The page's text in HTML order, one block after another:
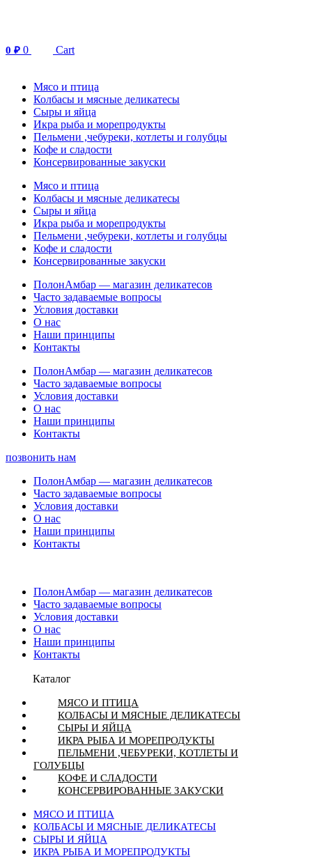
0 ₽ 0 Cart
Мясо и птица
Колбасы и мясные деликатесы
Сыры и яйца
Икра рыба и морепродукты
Пельмени ,чебуреки, котлеты и голубцы
Кофе и сладости
Консервированные закуски
Мясо и птица
Колбасы и мясные деликатесы
Сыры и яйца
Икра рыба и морепродукты
Пельмени ,чебуреки, котлеты и голубцы
Кофе и сладости
Консервированные закуски
ПолонАмбар — магазин деликатесов
Часто задаваемые вопросы
Условия доставки
О нас
Наши принципы
Контакты
ПолонАмбар — магазин деликатесов
Часто задаваемые вопросы
Условия доставки
О нас
Наши принципы
Контакты
позвонить нам
ПолонАмбар — магазин деликатесов
Часто задаваемые вопросы
Условия доставки
О нас
Наши принципы
Контакты
ПолонАмбар — магазин деликатесов
Часто задаваемые вопросы
Условия доставки
О нас
Наши принципы
Контакты
Каталог
МЯСО И ПТИЦА
КОЛБАСЫ И МЯСНЫЕ ДЕЛИКАТЕСЫ
СЫРЫ И ЯЙЦА
ИКРА РЫБА И МОРЕПРОДУКТЫ
ПЕЛЬМЕНИ ,ЧЕБУРЕКИ, КОТЛЕТЫ И
ГОЛУБЦЫ
КОФЕ И СЛАДОСТИ
КОНСЕРВИРОВАННЫЕ ЗАКУСКИ
МЯСО И ПТИЦА
КОЛБАСЫ И МЯСНЫЕ ДЕЛИКАТЕСЫ
СЫРЫ И ЯЙЦА
ИКРА РЫБА И МОРЕПРОДУКТЫ